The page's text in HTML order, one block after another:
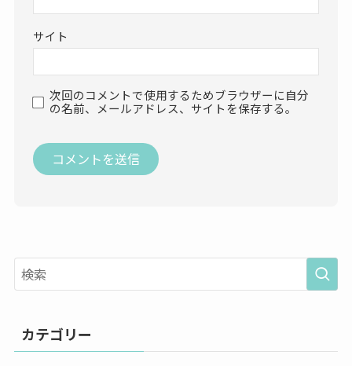
サイト
次回のコメントで使用するためブラウザーに自分
の名前、メールアドレス、サイトを保存する。
カテゴリー